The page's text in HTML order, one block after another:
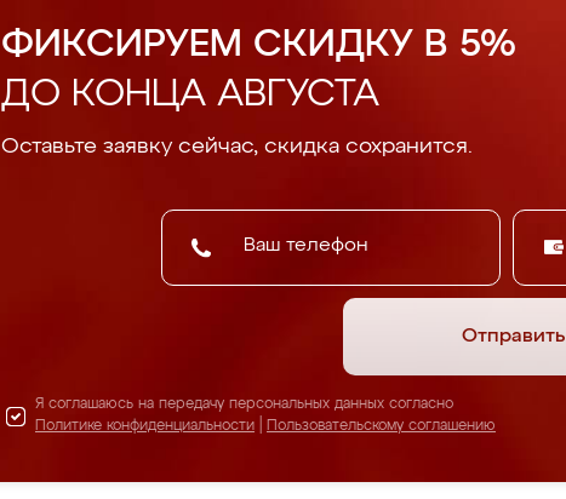
ФИКСИРУЕМ СКИДКУ В 5%
ДО КОНЦА АВГУСТА
Оставьте заявку сейчас, скидка сохранится.
Отправить
Я соглашаюсь на передачу персональных данных согласно
Политике конфиденциальности
Пользовательскому соглашению